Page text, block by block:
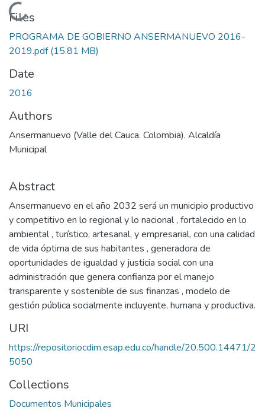
Loading...
Files
PROGRAMA DE GOBIERNO ANSERMANUEVO 2016-
2019.pdf(15.81 MB)
Date
2016
Authors
Ansermanuevo (Valle del Cauca. Colombia). Alcaldía
Municipal
Abstract
Ansermanuevo en el año 2032 será un municipio productivo
y competitivo en lo regional y lo nacional , fortalecido en lo
ambiental , turístico, artesanal, y empresarial, con una calidad
de vida óptima de sus habitantes , generadora de
oportunidades de igualdad y justicia social con una
administración que genera confianza por el manejo
transparente y sostenible de sus finanzas , modelo de
gestión pública socialmente incluyente, humana y productiva.
URI
https://repositoriocdim.esap.edu.co/handle/20.500.14471/2
5050
Collections
Documentos Municipales